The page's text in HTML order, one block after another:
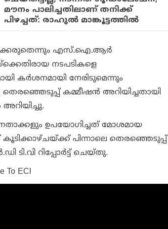
മൗനം പാലിച്ചതിലാണ് തനിക്ക്
പിഴച്ചത്: രാഹുല്‍ മാങ്കൂട്ടത്തില്‍
എസ്.ഐ.ആര്‍
നടപടികളെ
കര്‍ശനമായി നേരിടുമെന്നും
കമ്മീഷന്‍ അറിയിച്ചതായി
ഉപയോഗിച്ചത് മോശമായ
പിന്നാലെ തെരഞ്ഞെടുപ്പ്
ടി.വി റിപ്പോര്‍ട്ട് ചെയ്തു.
To ECI